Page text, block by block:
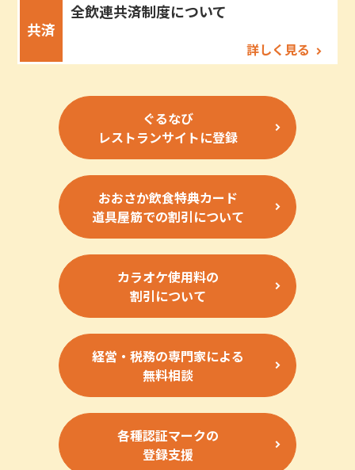
共済
全飲連共済制度について
詳しく見る
ぐるなび
レストランサイトに登録
おおさか飲食特典カード
道具屋筋での割引について
カラオケ使用料の
割引について
経営・税務の専門家による
無料相談
各種認証マークの
登録支援